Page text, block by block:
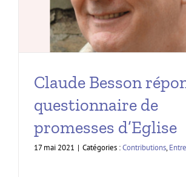
Claude Besson
questionnaire de
promesses d’Eglise
17 mai 2021 | Catégories :Contributions,